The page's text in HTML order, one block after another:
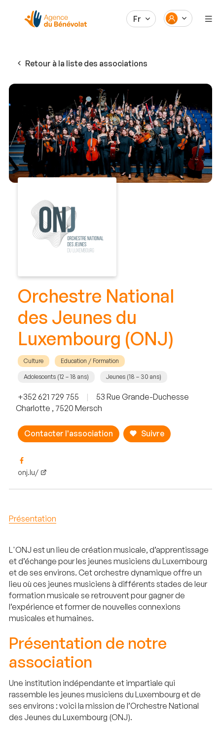
Fr
Retour à la liste des associations
Orchestre National
des Jeunes du
Luxembourg (ONJ)
Culture Education / Formation
Adolescents (12 – 18 ans) Jeunes (18 – 30 ans)
+352 621 729 755 |
53 Rue Grande-Duchesse
Charlotte , 7520 Mersch
Contacter l'association Suivre
onj.lu/
Présentation
L'ONJ est un lieu de création musicale, d’apprentissage
et d’échange pour les jeunes musiciens du Luxembourg
et de ses environs. Cet orchestre dynamique offre un
lieu où ces jeunes musiciens à différents stades de leur
formation musicale se retrouvent pour gagner de
l’expérience et former de nouvelles connexions
musicales et humaines.
Présentation de notre
association
Une institution indépendante et impartiale qui
rassemble les jeunes musiciens du Luxembourg et de
ses environs : voici la mission de l’Orchestre National
des Jeunes du Luxembourg (ONJ).